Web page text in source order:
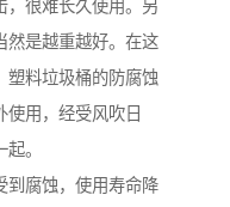
，很难长久使用。另
然是越重越好。在这
塑料垃圾桶的防腐蚀
使用，经受风吹日
。
到腐蚀，使用寿命降